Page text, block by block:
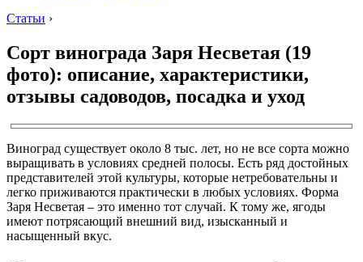
Статьи ›
Сорт винограда Заря Несветая (19
фото): описание, характеристики,
отзывы садоводов, посадка и уход
Виноград существует около 8 тыс. лет, но не все сорта можно
выращивать в условиях средней полосы. Есть ряд достойных
представителей этой культуры, которые нетребовательны и
легко приживаются практически в любых условиях. Форма
Заря Несветая – это именно тот случай. К тому же, ягоды
имеют потрясающий внешний вид, изысканный и
насыщенный вкус.